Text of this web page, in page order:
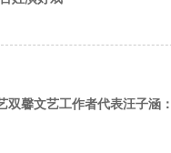
双馨文艺工作者代表汪子涵